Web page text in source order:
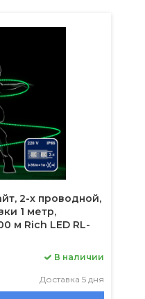
2-х проводной,
1 метр,
м Rich LED RL-
В наличии
Доставка 5 дня